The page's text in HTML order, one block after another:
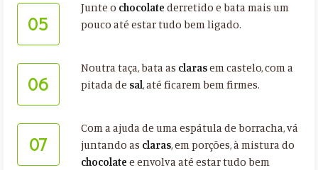
05
Junte o chocolate derretido e bata mais um
pouco até estar tudo bem ligado.
06
Noutra taça, bata as clarasem castelo, com a
pitada de sal, até ficarem bem firmes.
07
Com a ajuda de uma espátula de borracha, vá
juntando as claras, em porções, à mistura do
chocolate e envolva até estar tudo bem